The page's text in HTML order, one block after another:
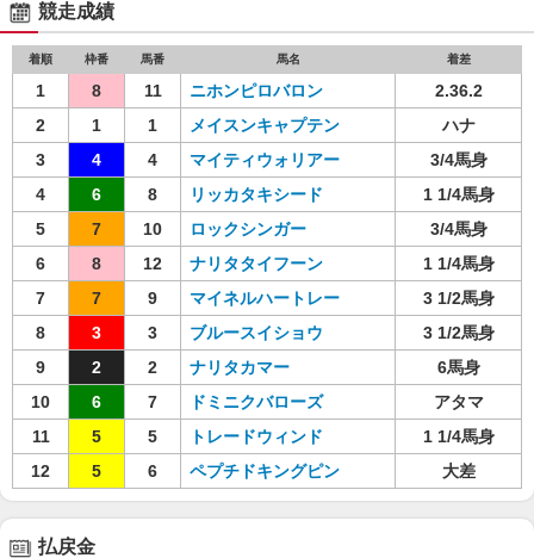
競走成績
着順 枠番 馬番 馬名 着差
1 8 11 ニホンピロバロン
2.36.2
2
1 1 メイスンキャプテン
ハナ
3
4 4 マイティウォリアー
3/4馬身
4
6 8 リッカタキシード
1 1/4馬身
5
7 10 ロックシンガー
3/4馬身
6
8 12 ナリタタイフーン
1 1/4馬身
7
7 9 マイネルハートレー
3 1/2馬身
8
3 3 ブルースイショウ
3 1/2馬身
9
2 2 ナリタカマー
6馬身
10
6 7 ドミニクバローズ
アタマ
11
5 5 トレードウィンド
1 1/4馬身
12
5 6 ペプチドキングピン 大差
払戻金